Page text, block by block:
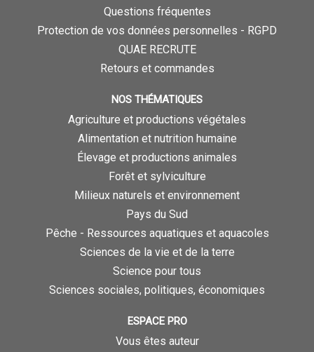
Questions fréquentes
Protection de vos données personnelles - RGPD
QUAE RECRUTE
Retours et commandes
NOS THÉMATIQUES
Agriculture et productions végétales
Alimentation et nutrition humaine
Élevage et productions animales
Forêt et sylviculture
Milieux naturels et environnement
Pays du Sud
Pêche - Ressources aquatiques et aquacoles
Sciences de la vie et de la terre
Science pour tous
Sciences sociales, politiques, économiques
ESPACE PRO
Vous êtes auteur